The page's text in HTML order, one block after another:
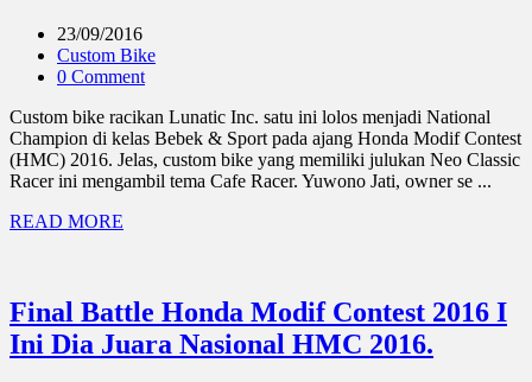
23/09/2016
Custom Bike
0 Comment
Custom bike racikan Lunatic Inc. satu ini lolos menjadi National
Champion di kelas Bebek & Sport pada ajang Honda Modif Contest
(HMC) 2016. Jelas, custom bike yang memiliki julukan Neo Classic
Racer ini mengambil tema Cafe Racer. Yuwono Jati, owner se ...
READ MORE
Final Battle Honda Modif Contest 2016 I
Ini Dia Juara Nasional HMC 2016.